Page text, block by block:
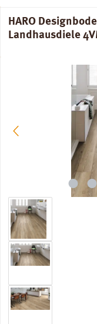
HARO
Landhausdiele
Bildergalerie überspringen